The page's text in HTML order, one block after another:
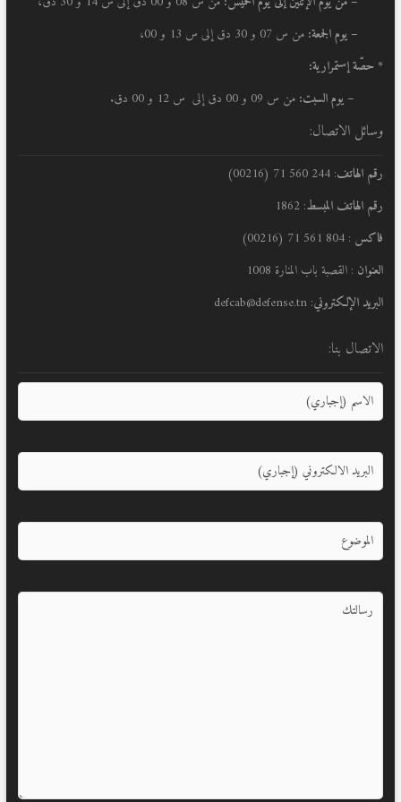
– يوم الجمعة: من س 07 و 30 دق إلى س 13 و 00،
* حصّة إستمرارية:
– يوم السبت: من س 09 و 00 دق إلى س 12 و 00 دق.
وسائل الاتصال:
رقم الهاتف: 244 560 71 (00216)
رقم الهاتف المبسط: 1862
فاكس : 804 561 71 (00216)
العنوان : القصبة باب المنارة 1008
البريد الإلكتروني: defcab@defense.tn
الاتصال بنا: